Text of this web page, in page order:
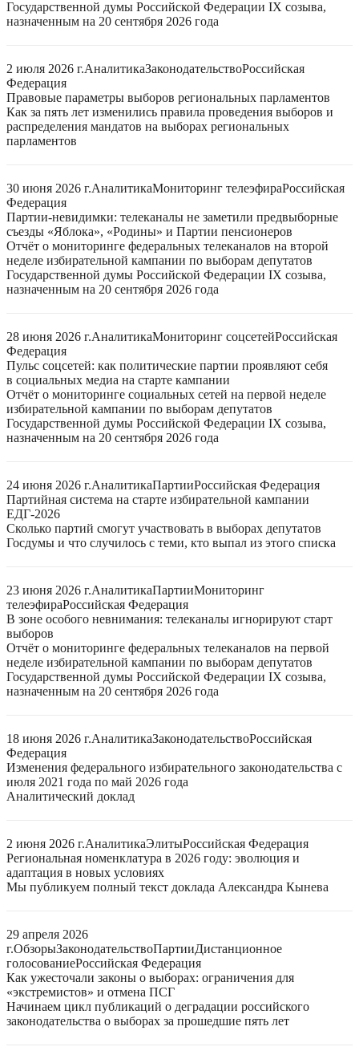
Государственной думы Российской Федерации IX созыва,
назначенным на 20 сентября 2026 года
2 июля 2026 г.АналитикаЗаконодательствоРоссийская
Федерация
Правовые параметры выборов региональных парламентов
Как за пять лет изменились правила проведения выборов и
распределения мандатов на выборах региональных
парламентов
30 июня 2026 г.АналитикаМониторинг телеэфираРоссийская
Федерация
Партии-невидимки: телеканалы не заметили предвыборные
съезды «Яблока», «Родины» и Партии пенсионеров
Отчёт о мониторинге федеральных телеканалов на второй
неделе избирательной кампании по выборам депутатов
Государственной думы Российской Федерации IX созыва,
назначенным на 20 сентября 2026 года
28 июня 2026 г.АналитикаМониторинг соцсетейРоссийская
Федерация
Пульс соцсетей: как политические партии проявляют себя
в социальных медиа на старте кампании
Отчёт о мониторинге социальных сетей на первой неделе
избирательной кампании по выборам депутатов
Государственной думы Российской Федерации IX созыва,
назначенным на 20 сентября 2026 года
24 июня 2026 г.АналитикаПартииРоссийская Федерация
Партийная система на старте избирательной кампании
ЕДГ-2026
Сколько партий смогут участвовать в выборах депутатов
Госдумы и что случилось с теми, кто выпал из этого списка
23 июня 2026 г.АналитикаПартииМониторинг
телеэфираРоссийская Федерация
В зоне особого невнимания: телеканалы игнорируют старт
выборов
Отчёт о мониторинге федеральных телеканалов на первой
неделе избирательной кампании по выборам депутатов
Государственной думы Российской Федерации IX созыва,
назначенным на 20 сентября 2026 года
18 июня 2026 г.АналитикаЗаконодательствоРоссийская
Федерация
Изменения федерального избирательного законодательства с
июля 2021 года по май 2026 года
Аналитический доклад
2 июня 2026 г.АналитикаЭлитыРоссийская Федерация
Региональная номенклатура в 2026 году: эволюция и
адаптация в новых условиях
Мы публикуем полный текст доклада Александра Кынева
29 апреля 2026
г.ОбзорыЗаконодательствоПартииДистанционное
голосованиеРоссийская Федерация
Как ужесточали законы о выборах: ограничения для
«экстремистов» и отмена ПСГ
Начинаем цикл публикаций о деградации российского
законодательства о выборах за прошедшие пять лет